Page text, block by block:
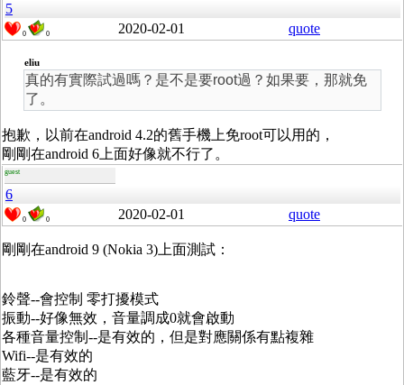
5
0 0 2020-02-01 quote
eliu
真的有實際試過嗎？是不是要root過？如果要，那就免
了。
抱歉，以前在android 4.2的舊手機上免root可以用的，
剛剛在android 6上面好像就不行了。
guest
6
0 0 2020-02-01 quote
剛剛在android 9 (Nokia 3)上面測試：
鈴聲--會控制 零打擾模式
振動--好像無效，音量調成0就會啟動
各種音量控制--是有效的，但是對應關係有點複雜
Wifi--是有效的
藍牙--是有效的